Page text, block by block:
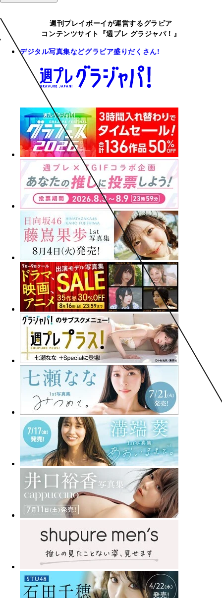
週刊プレイボーイが運営するグラビア
コンテンツサイト『週プレ グラジャパ！』
デジタル写真集などグラビア盛りだくさん!